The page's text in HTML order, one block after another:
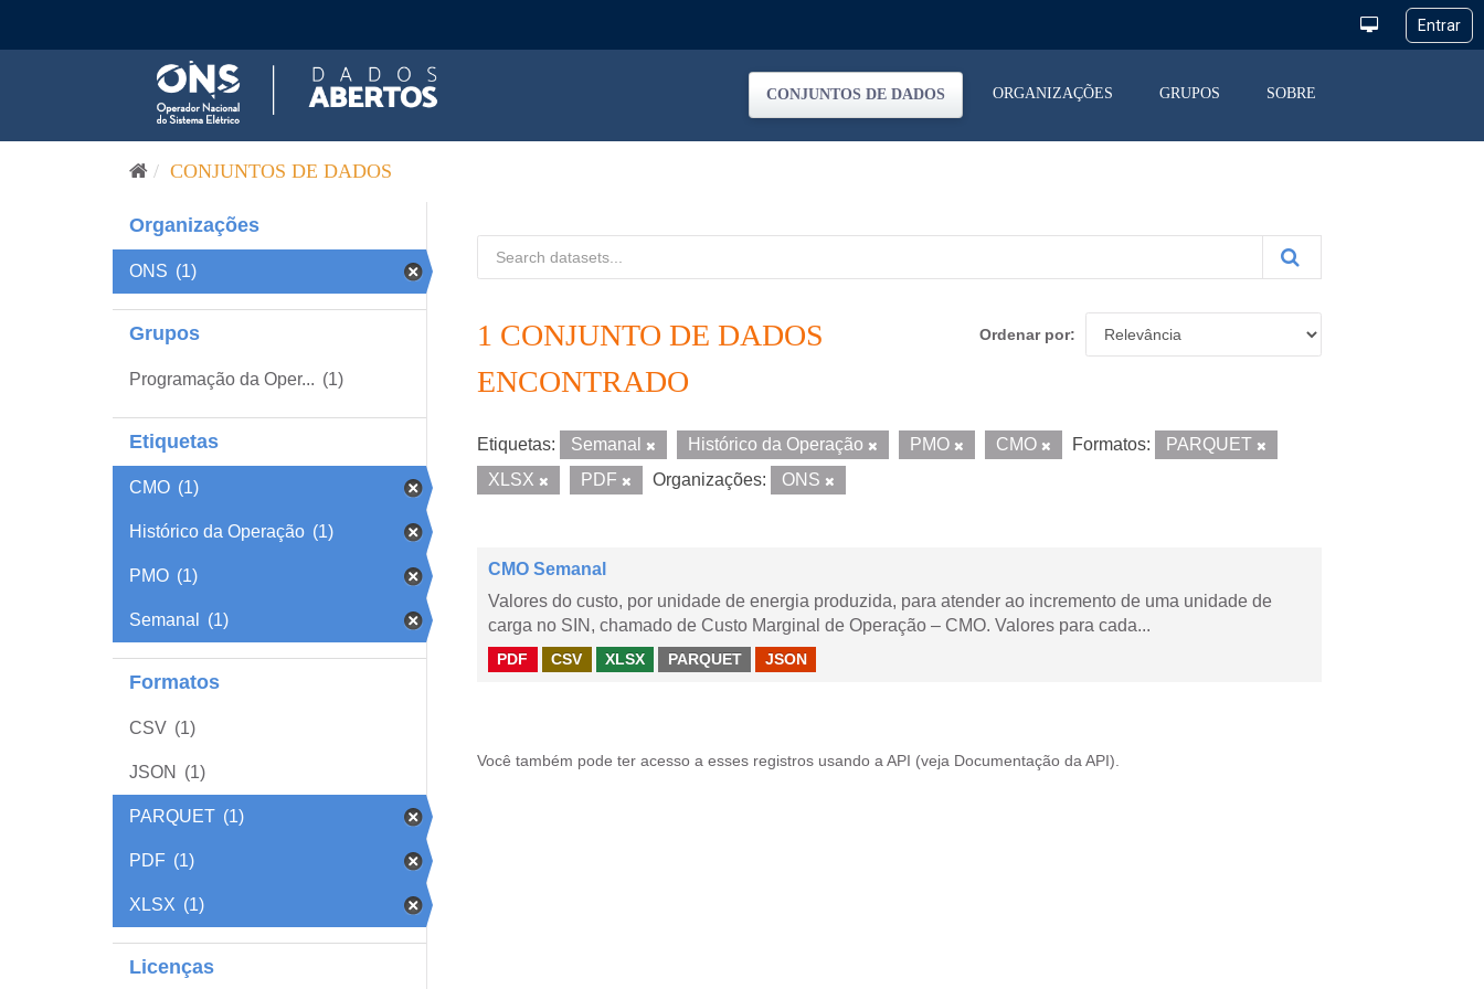
CONJUNTOS DE DADOS ORGANIZAÇÕES GRUPOS SOBRE
CONJUNTOS DE DADOS
Organizações
ONS (1)
Grupos
Programação da Oper... (1)
Etiquetas
CMO (1)
Histórico da Operação (1)
PMO (1)
Semanal (1)
Formatos
CSV (1)
JSON (1)
PARQUET (1)
PDF (1)
XLSX (1)
Licenças
Ordenar por
1 CONJUNTO DE DADOS
ENCONTRADO
Etiquetas: Semanal Histórico da Operação PMO CMO Formatos:
PARQUET
XLSX
PDF Organizações: ONS
CMO Semanal
Valores do custo, por unidade de energia produzida, para atender ao incremento de uma unidade de
carga no SIN, chamado de Custo Marginal de Operação – CMO. Valores para cada...
PDF CSV XLSX PARQUET JSON
Você também pode ter acesso a esses registros usando a API (veja Documentação da API ).